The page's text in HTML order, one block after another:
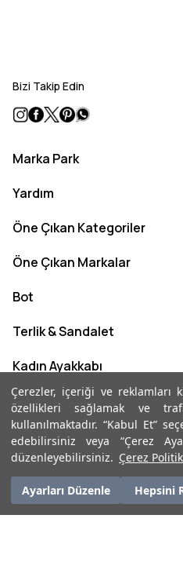
Çerezler, içeriği ve reklamları
özellikleri sağlamak ve
kullanılmaktadır. “Kabul Et”
edebilirsiniz veya “Çerez
düzenleyebilirsiniz. Çerez
Ayarları Düzenle Hepsini
₺ 7.149,00
Bizi Takip Edin
Marka Park
Yardım
Öne Çıkan Kategoriler
Öne Çıkan Markalar
Bot
Terlik & Sandalet
Kadın Ayakkabı
Kadın Loafer
Kadın Loafer